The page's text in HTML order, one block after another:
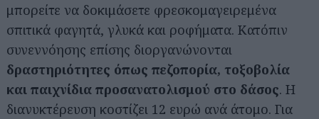
μπορείτε να δοκιμάσετε φρεσκομαγειρεμένα
σπιτικά φαγητά, γλυκά και ροφήματα. Κατόπιν
συνεννόησης επίσης διοργανώνονται
δραστηριότητες όπως πεζοπορία, τοξοβολία
και παιχνίδια προσανατολισμού στο δάσος. Η
διανυκτέρευση κοστίζει 12 ευρώ ανά άτομο. Για